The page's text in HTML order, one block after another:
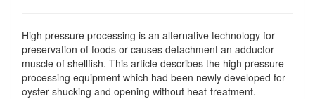
High pressure processing is an alternative technology for
preservation of foods or causes detachment an adductor
muscle of shellfish. This article describes the high pressure
processing equipment which had been newly developed for
oyster shucking and opening without heat-treatment.